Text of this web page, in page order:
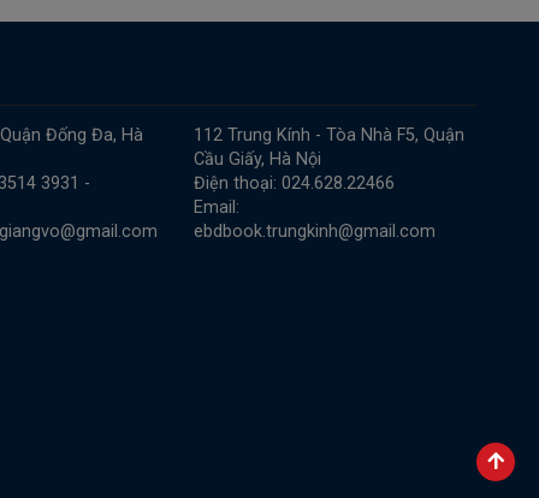
Đống Đa, Hà
3931 -
112 Trung Kính - Tòa Nhà F5, Quận
Cầu Giấy, Hà Nội
Điện thoại: 024.628.22466
Email:
ebdbook.trungkinh@gmail.com